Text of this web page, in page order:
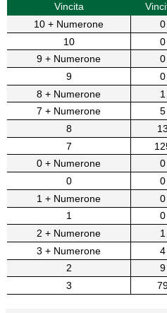
Vincita
10 + Numerone
0
10
0
9 + Numerone
0
9
0
8 + Numerone
1
7 + Numerone
5
8
13
7
0 + Numerone
0
0
0
1 + Numerone
0
1
0
2 + Numerone
1
3 + Numerone
4
2
9
3